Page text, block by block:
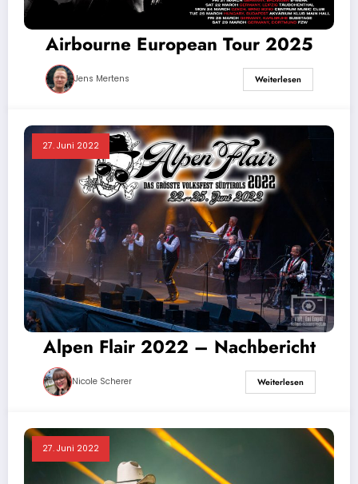
Airbourne European Tour 2025
Jens Mertens Weiterlesen
27. Juni 2022
Alpen Flair 2022 – Nachbericht
Nicole Scherer Weiterlesen
27. Juni 2022